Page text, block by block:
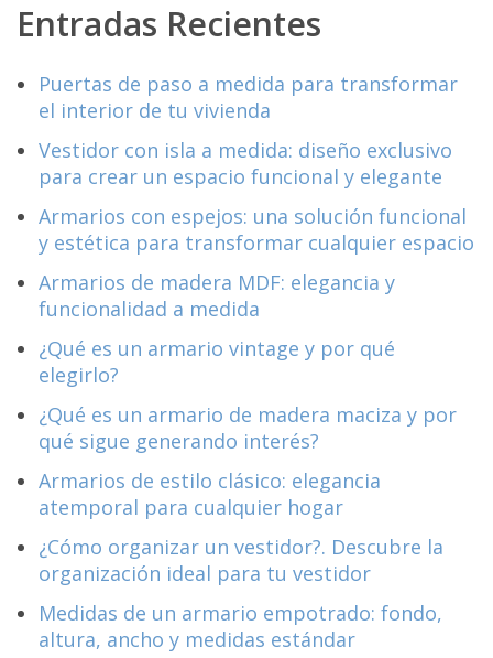
Entradas Recientes
Puertas de paso a medida para transformar
el interior de tu vivienda
Vestidor con isla a medida: diseño exclusivo
para crear un espacio funcional y elegante
Armarios con espejos: una solución funcional
y estética para transformar cualquier espacio
Armarios de madera MDF: elegancia y
funcionalidad a medida
¿Qué es un armario vintage y por qué
elegirlo?
¿Qué es un armario de madera maciza y por
qué sigue generando interés?
Armarios de estilo clásico: elegancia
atemporal para cualquier hogar
¿Cómo organizar un vestidor?. Descubre la
organización ideal para tu vestidor
Medidas de un armario empotrado: fondo,
altura, ancho y medidas estándar